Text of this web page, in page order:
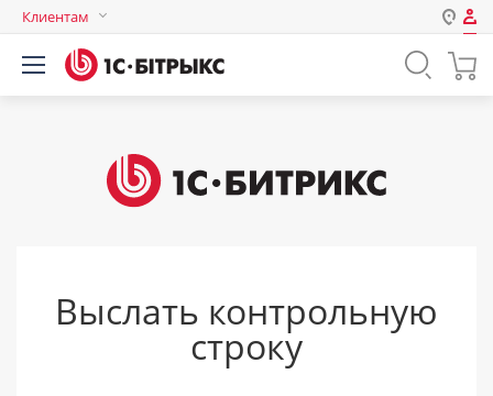
Клиентам
Авторизация
Логин
Запомнить меня на этом
компьютере
Забыли свой пароль?
Выслать контрольную
строку